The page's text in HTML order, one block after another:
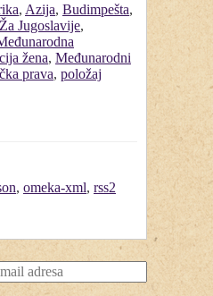
, Azija, Budimpešta,
Jugoslavije,
žena, Međunarodni
prava, položaj
, omeka-xml, rss2